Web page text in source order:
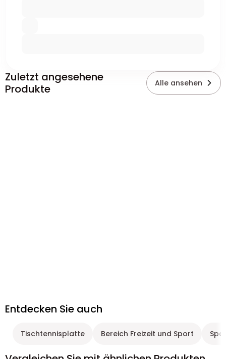
Zuletzt angesehene
Produkte
Alle ansehen
Entdecken Sie auch
Tischtennisplatte Bereich Freizeit und Sport